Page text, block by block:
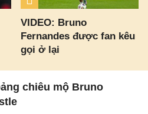
VIDEO: Bruno
Fernandes được fan kêu
gọi ở lại
chiêu mộ Bruno